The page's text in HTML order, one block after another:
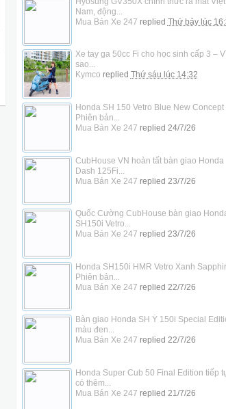
Nam, động...
Mua Bán Xe 247 replied Thứ bảy lúc
Xe tay ga 50cc Fi cho học sinh cấp 3 –
sao...
Kymco replied Thứ sáu lúc 14:32
Honda SH 150 Vetro Blue New Concept
Phiên bản...
Mua Bán Xe 247 replied 24/7/26
CubHouse VN hoàn tất bàn giao Honda
Dash 125Fi...
Mua Bán Xe 247 replied 23/7/26
Quốc Cường CubHouse bàn giao
SH150i Vetro...
Mua Bán Xe 247 replied 23/7/26
Honda SH150i HMR Vetro Xanh
Phiên bản...
Mua Bán Xe 247 replied 22/7/26
Bàn giao Honda SH Ý 150i Special
màu đen...
Mua Bán Xe 247 replied 22/7/26
Honda Super Cub 50 Final Edition tiếp
có thêm...
Mua Bán Xe 247 replied 21/7/26